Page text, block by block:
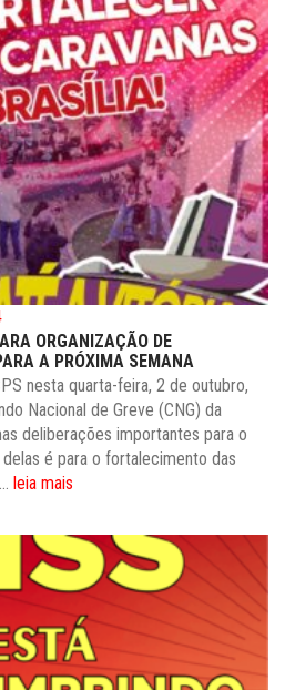
ORGANIZAÇÃO DE
A PRÓXIMA SEMANA
nesta quarta-feira, 2 de outubro,
Nacional de Greve (CNG) da
deliberações importantes para o
é para o fortalecimento das
leia mais